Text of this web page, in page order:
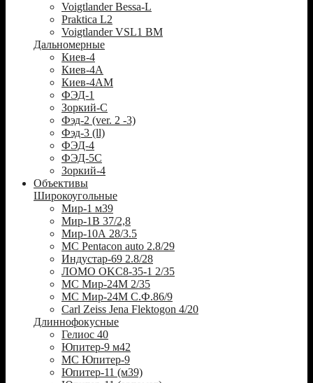
Voigtlander Bessa-L
Praktica L2
Voigtlander VSL1 BM
Дальномерные
Киев-4
Киев-4А
Киев-4АМ
ФЭД-1
Зоркий-С
Фэд-2 (ver. 2 -3)
Фэд-3 (ll)
ФЭД-4
ФЭД-5С
Зоркий-4
Объективы
Широкоугольные
Мир-1 м39
Мир-1В 37/2,8
Мир-10А 28/3.5
MC Pentacon auto 2.8/29
Индустар-69 2.8/28
ЛОМО OKC8-35-1 2/35
МС Мир-24М 2/35
МС Мир-24М С.Ф.86/9
Carl Zeiss Jena Flektogon 4/20
Длиннофокусные
Гелиос 40
Юпитер-9 м42
МС Юпитер-9
Юпитер-11 (м39)